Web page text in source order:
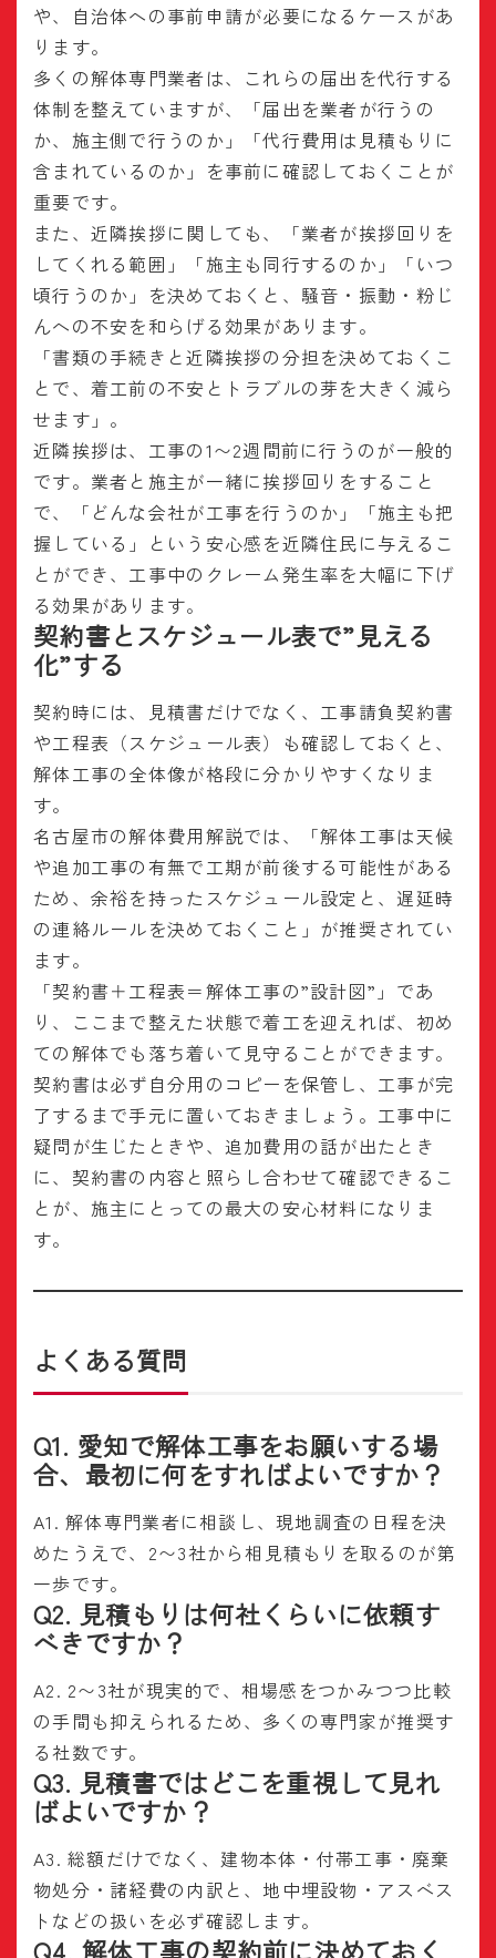
や、自治体への事前申請が必要になるケースがあ
ります。
多くの解体専門業者は、これらの届出を代行する
体制を整えていますが、「届出を業者が行うの
か、施主側で行うのか」「代行費用は見積もりに
含まれているのか」を事前に確認しておくことが
重要です。
また、近隣挨拶に関しても、「業者が挨拶回りを
してくれる範囲」「施主も同行するのか」「いつ
頃行うのか」を決めておくと、騒音・振動・粉じ
んへの不安を和らげる効果があります。
「書類の手続きと近隣挨拶の分担を決めておくこ
とで、着工前の不安とトラブルの芽を大きく減ら
せます」。
近隣挨拶は、工事の1〜2週間前に行うのが一般的
です。業者と施主が一緒に挨拶回りをすること
で、「どんな会社が工事を行うのか」「施主も把
握している」という安心感を近隣住民に与えるこ
とができ、工事中のクレーム発生率を大幅に下げ
る効果があります。
契約書とスケジュール表で”見える
化”する
契約時には、見積書だけでなく、工事請負契約書
や工程表（スケジュール表）も確認しておくと、
解体工事の全体像が格段に分かりやすくなりま
す。
名古屋市の解体費用解説では、「解体工事は天候
や追加工事の有無で工期が前後する可能性がある
ため、余裕を持ったスケジュール設定と、遅延時
の連絡ルールを決めておくこと」が推奨されてい
ます。
「契約書＋工程表＝解体工事の”設計図”」であ
り、ここまで整えた状態で着工を迎えれば、初め
ての解体でも落ち着いて見守ることができます。
契約書は必ず自分用のコピーを保管し、工事が完
了するまで手元に置いておきましょう。工事中に
疑問が生じたときや、追加費用の話が出たとき
に、契約書の内容と照らし合わせて確認できるこ
とが、施主にとっての最大の安心材料になりま
す。
よくある質問
Q1. 愛知で解体工事をお願いする場
合、最初に何をすればよいですか？
A1. 解体専門業者に相談し、現地調査の日程を決
めたうえで、2〜3社から相見積もりを取るのが第
一歩です。
Q2. 見積もりは何社くらいに依頼す
べきですか？
A2. 2〜3社が現実的で、相場感をつかみつつ比較
の手間も抑えられるため、多くの専門家が推奨す
る社数です。
Q3. 見積書ではどこを重視して見れ
ばよいですか？
A3. 総額だけでなく、建物本体・付帯工事・廃棄
物処分・諸経費の内訳と、地中埋設物・アスベス
トなどの扱いを必ず確認します。
Q4. 解体工事の契約前に決めておく